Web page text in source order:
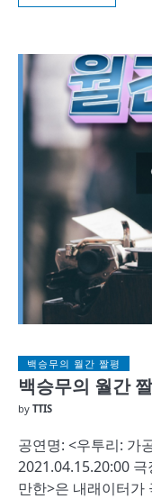
백승무의 월간 짤평
백승무의 월간
by TTIS
공연명: <우투리: 가
2021.04.15.20:00
만한>은 내래이터가